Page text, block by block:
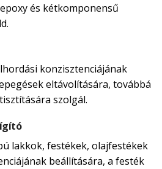
és kétkomponensű
konzisztenciájának
eltávolítására, továbbá
szolgál.
lakkok, festékek, olajfestékek
beállítására, a festék